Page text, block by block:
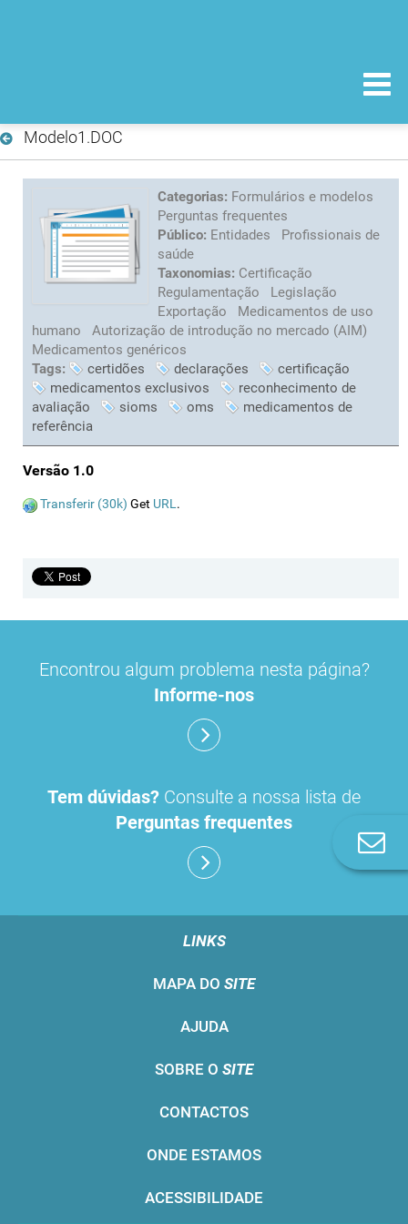
Modelo1.DOC
Categorias: Formulários e modelos
Perguntas frequentes
Público: Entidades
Profissionais de
saúde
Taxonomias: Certificação
Regulamentação
Legislação
Exportação
Medicamentos de uso
humano
Autorização de introdução no mercado (AIM)
Medicamentos genéricos
Tags:
certidões declarações
certificação
medicamentos exclusivos
reconhecimento de
avaliação
sioms oms
medicamentos de
referência
Versão 1.0
Transferir (30k) Get URL.
Encontrou algum problema nesta página?
Informe-nos
Tem dúvidas? Consulte a nossa lista de
Perguntas frequentes
LINKS
MAPA DO SITE
AJUDA
SOBRE O SITE
CONTACTOS
ONDE ESTAMOS
ACESSIBILIDADE